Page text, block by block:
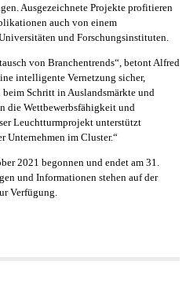
Ausgezeichnete Projekte profitieren
auch von einem
und Forschungsinstituten.
von Branchentrends“, betont Alfred
intelligente Vernetzung sicher,
Schritt in Auslandsmärkte und
die Wettbewerbsfähigkeit und
Leuchtturmprojekt unterstützt
Unternehmen im Cluster.“
2021 begonnen und endet am 31.
und Informationen stehen auf der
Verfügung.